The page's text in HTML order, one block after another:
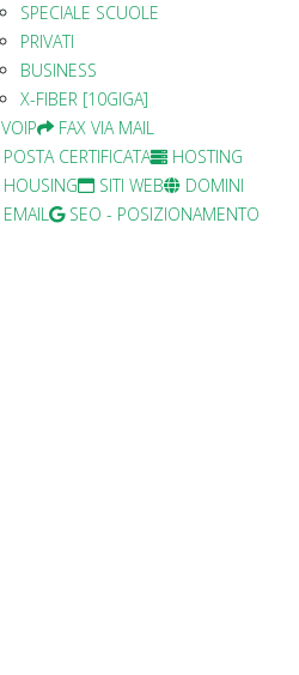
SPECIALE SCUOLE
PRIVATI
BUSINESS
X-FIBER [10GIGA]
VOIP
FAX VIA MAIL
POSTA CERTIFICATA
HOSTING
HOUSING
SITI WEB
DOMINI
EMAIL
SEO - POSIZIONAMENTO